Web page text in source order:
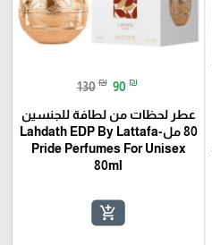
130 ₪ 90 ₪
عطر لحظات من لطافة للجنسين
80 مل-Lahdath EDP By Lattafa
Pride Perfumes For Unisex
80ml
add_shopping_cart